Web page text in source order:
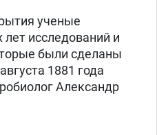
ученые
исследований и
были сделаны
1881 года
Александр